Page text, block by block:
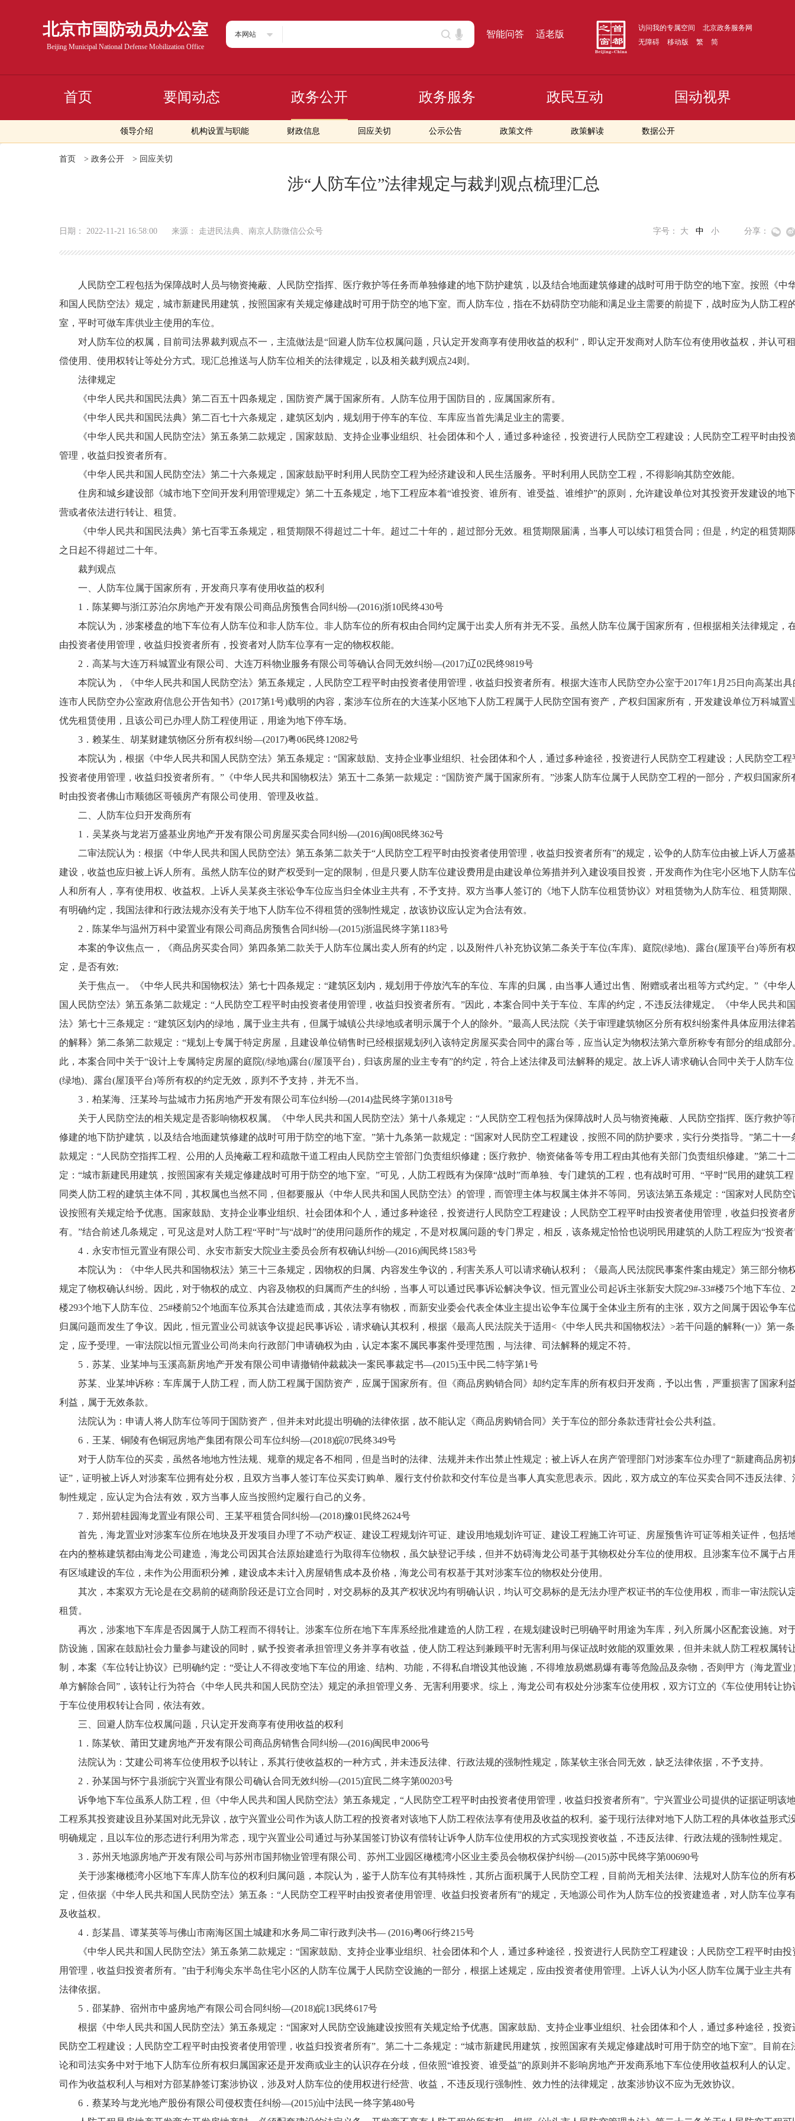
北京市国防动员办公室
Beijing Municipal National Defense Mobilization Office
本网站 智能问答 适老版
访问我的专属空间
北京政务服务网
无障碍
移动版 繁 简
首页 要闻动态 政务公开
领导介绍 机构设置与职能 财政信息 回应关切 公示公告 政策文件 政策解读 数据公开
政务服务 政民互动 国动视界
首页 > 政务公开 > 回应关切
涉“人防车位”法律规定与裁判观点梳理汇总
日期： 2022-11-21 16:58:00 来源： 走进民法典、南京人防微信公众号 字号： 大 中 小 分享：
人民防空工程包括为保障战时人员与物资掩蔽、人民防空指挥、医疗救护等任务而单独修建的地下防护建筑，以及结合地面建筑修建的战时可用于防空的地下室。按照《中
和国人民防空法》规定，城市新建民用建筑，按照国家有关规定修建战时可用于防空的地下室。而人防车位，指在不妨碍防空功能和满足业主需要的前提下，战时应为人防工程
室，平时可做车库供业主使用的车位。
对人防车位的权属，目前司法界裁判观点不一，主流做法是“回避人防车位权属问题，只认定开发商享有使用收益的权利”，即认定开发商对人防车位有使用收益权，并认可
偿使用、使用权转让等处分方式。现汇总推送与人防车位相关的法律规定，以及相关裁判观点24则。
法律规定
《中华人民共和国民法典》第二百五十四条规定，国防资产属于国家所有。人防车位用于国防目的，应属国家所有。
《中华人民共和国民法典》第二百七十六条规定，建筑区划内，规划用于停车的车位、车库应当首先满足业主的需要。
《中华人民共和国人民防空法》第五条第二款规定，国家鼓励、支持企业事业组织、社会团体和个人，通过多种途径，投资进行人民防空工程建设；人民防空工程平时由投
管理，收益归投资者所有。
《中华人民共和国人民防空法》第二十六条规定，国家鼓励平时利用人民防空工程为经济建设和人民生活服务。平时利用人民防空工程，不得影响其防空效能。
住房和城乡建设部《城市地下空间开发利用管理规定》第二十五条规定，地下工程应本着“谁投资、谁所有、谁受益、谁维护”的原则，允许建设单位对其投资开发建设的地
营或者依法进行转让、租赁。
《中华人民共和国民法典》第七百零五条规定，租赁期限不得超过二十年。超过二十年的，超过部分无效。租赁期限届满，当事人可以续订租赁合同；但是，约定的租赁期
之日起不得超过二十年。
裁判观点
一、人防车位属于国家所有，开发商只享有使用收益的权利
1．陈某卿与浙江苏泊尔房地产开发有限公司商品房预售合同纠纷—(2016)浙10民终430号
本院认为，涉案楼盘的地下车位有人防车位和非人防车位。非人防车位的所有权由合同约定属于出卖人所有并无不妥。虽然人防车位属于国家所有，但根据相关法律规定，
由投资者使用管理，收益归投资者所有，投资者对人防车位享有一定的物权权能。
2．高某与大连万科城置业有限公司、大连万科物业服务有限公司等确认合同无效纠纷—(2017)辽02民终9819号
本院认为，《中华人民共和国人民防空法》第五条规定，人民防空工程平时由投资者使用管理，收益归投资者所有。根据大连市人民防空办公室于2017年1月25日向高某出具
连市人民防空办公室政府信息公开告知书》(2017第1号)载明的内容，案涉车位所在的大连某小区地下人防工程属于人民防空国有资产，产权归国家所有，开发建设单位万科城置
优先租赁使用，且该公司已办理人防工程使用证，用途为地下停车场。
3．赖某生、胡某财建筑物区分所有权纠纷—(2017)粤06民终12082号
本院认为，根据《中华人民共和国人民防空法》第五条规定：“国家鼓励、支持企业事业组织、社会团体和个人，通过多种途径，投资进行人民防空工程建设；人民防空工程
投资者使用管理，收益归投资者所有。”《中华人民共和国物权法》第五十二条第一款规定：“国防资产属于国家所有。”涉案人防车位属于人民防空工程的一部分，产权归国家所
时由投资者佛山市顺德区哥顿房产有限公司使用、管理及收益。
二、人防车位归开发商所有
1．吴某炎与龙岩万盛基业房地产开发有限公司房屋买卖合同纠纷—(2016)闽08民终362号
二审法院认为：根据《中华人民共和国人民防空法》第五条第二款关于“人民防空工程平时由投资者使用管理，收益归投资者所有”的规定，讼争的人防车位由被上诉人万盛
建设，收益也应归被上诉人所有。虽然人防车位的财产权受到一定的限制，但是只要人防车位建设费用是由建设单位筹措并列入建设项目投资，开发商作为住宅小区地下人防车
人和所有人，享有使用权、收益权。上诉人吴某炎主张讼争车位应当归全体业主共有，不予支持。双方当事人签订的《地下人防车位租赁协议》对租赁物为人防车位、租赁期限
有明确约定，我国法律和行政法规亦没有关于地下人防车位不得租赁的强制性规定，故该协议应认定为合法有效。
2．陈某华与温州万科中梁置业有限公司商品房预售合同纠纷—(2015)浙温民终字第1183号
本案的争议焦点一，《商品房买卖合同》第四条第二款关于人防车位属出卖人所有的约定，以及附件八补充协议第二条关于车位(车库)、庭院(绿地)、露台(屋顶平台)等所有
定，是否有效;
关于焦点一。《中华人民共和国物权法》第七十四条规定：“建筑区划内，规划用于停放汽车的车位、车库的归属，由当事人通过出售、附赠或者出租等方式约定。”《中华
国人民防空法》第五条第二款规定：“人民防空工程平时由投资者使用管理，收益归投资者所有。”因此，本案合同中关于车位、车库的约定，不违反法律规定。《中华人民共和
法》第七十三条规定：“建筑区划内的绿地，属于业主共有，但属于城镇公共绿地或者明示属于个人的除外。”最高人民法院《关于审理建筑物区分所有权纠纷案件具体应用法律
的解释》第二条第二款规定：“规划上专属于特定房屋，且建设单位销售时已经根据规划列入该特定房屋买卖合同中的露台等，应当认定为物权法第六章所称专有部分的组成部分
此，本案合同中关于“设计上专属特定房屋的庭院(/绿地)露台(/屋顶平台)，归该房屋的业主专有”的约定，符合上述法律及司法解释的规定。故上诉人请求确认合同中关于人防车
(绿地)、露台(屋顶平台)等所有权的约定无效，原判不予支持，并无不当。
3．柏某海、汪某玲与盐城市力拓房地产开发有限公司车位纠纷—(2014)盐民终字第01318号
关于人民防空法的相关规定是否影响物权权属。《中华人民共和国人民防空法》第十八条规定：“人民防空工程包括为保障战时人员与物资掩蔽、人民防空指挥、医疗救护等
修建的地下防护建筑，以及结合地面建筑修建的战时可用于防空的地下室。”第十九条第一款规定：“国家对人民防空工程建设，按照不同的防护要求，实行分类指导。”第二十一
款规定：“人民防空指挥工程、公用的人员掩蔽工程和疏散干道工程由人民防空主管部门负责组织修建；医疗救护、物资储备等专用工程由其他有关部门负责组织修建。”第二十
定：“城市新建民用建筑，按照国家有关规定修建战时可用于防空的地下室。”可见，人防工程既有为保障“战时”而单独、专门建筑的工程，也有战时可用、“平时”民用的建筑工
同类人防工程的建筑主体不同，其权属也当然不同，但都要服从《中华人民共和国人民防空法》的管理，而管理主体与权属主体并不等同。另该法第五条规定：“国家对人民防空
设按照有关规定给予优惠。国家鼓励、支持企业事业组织、社会团体和个人，通过多种途径，投资进行人民防空工程建设；人民防空工程平时由投资者使用管理，收益归投资者
有。”结合前述几条规定，可见这是对人防工程“平时”与“战时”的使用问题所作的规定，不是对权属问题的专门界定，相反，该条规定恰恰也说明民用建筑的人防工程应为“投资
4．永安市恒元置业有限公司、永安市新安大院业主委员会所有权确认纠纷—(2016)闽民终1583号
本院认为：《中华人民共和国物权法》第三十三条规定，因物权的归属、内容发生争议的，利害关系人可以请求确认权利；《最高人民法院民事案件案由规定》第三部分物
规定了物权确认纠纷。因此，对于物权的成立、内容及物权的归属而产生的纠纷，当事人可以通过民事诉讼解决争议。恒元置业公司起诉主张新安大院29#-33#楼75个地下车位、
楼293个地下人防车位、25#楼前52个地面车位系其合法建造而成，其依法享有物权，而新安业委会代表全体业主提出讼争车位属于全体业主所有的主张，双方之间属于因讼争车
归属问题而发生了争议。因此，恒元置业公司就该争议提起民事诉讼，请求确认其权利，根据《最高人民法院关于适用<《中华人民共和国物权法》>若干问题的解释(一)》第一
定，应予受理。一审法院以恒元置业公司尚未向行政部门申请确权为由，认定本案不属民事案件受理范围，与法律、司法解释的规定不符。
5．苏某、业某坤与玉溪高新房地产开发有限公司申请撤销仲裁裁决一案民事裁定书—(2015)玉中民二特字第1号
苏某、业某坤诉称：车库属于人防工程，而人防工程属于国防资产，应属于国家所有。但《商品房购销合同》却约定车库的所有权归开发商，予以出售，严重损害了国家利
利益，属于无效条款。
法院认为：申请人将人防车位等同于国防资产，但并未对此提出明确的法律依据，故不能认定《商品房购销合同》关于车位的部分条款违背社会公共利益。
6．王某、铜陵有色铜冠房地产集团有限公司车位纠纷—(2018)皖07民终349号
对于人防车位的买卖，虽然各地地方性法规、规章的规定各不相同，但是当时的法律、法规并未作出禁止性规定；被上诉人在房产管理部门对涉案车位办理了“新建商品房初
证”，证明被上诉人对涉案车位拥有处分权，且双方当事人签订车位买卖订购单、履行支付价款和交付车位是当事人真实意思表示。因此，双方成立的车位买卖合同不违反法律、
制性规定，应认定为合法有效，双方当事人应当按照约定履行自己的义务。
7．郑州碧桂园海龙置业有限公司、王某平租赁合同纠纷—(2018)豫01民终2624号
首先，海龙置业对涉案车位所在地块及开发项目办理了不动产权证、建设工程规划许可证、建设用地规划许可证、建设工程施工许可证、房屋预售许可证等相关证件，包括
在内的整栋建筑都由海龙公司建造，海龙公司因其合法原始建造行为取得车位物权，虽欠缺登记手续，但并不妨碍海龙公司基于其物权处分车位的使用权。且涉案车位不属于占
有区域建设的车位，未作为公用面积分摊，建设成本未计入房屋销售成本及价格，海龙公司有权基于其对涉案车位的物权处分使用。
其次，本案双方无论是在交易前的磋商阶段还是订立合同时，对交易标的及其产权状况均有明确认识，均认可交易标的是无法办理产权证书的车位使用权，而非一审法院认
租赁。
再次，涉案地下车库是否因属于人防工程而不得转让。涉案车位所在地下车库系经批准建造的人防工程，在规划建设时已明确平时用途为车库，列入所属小区配套设施。对
防设施，国家在鼓励社会力量参与建设的同时，赋予投资者承担管理义务并享有收益，使人防工程达到兼顾平时无害利用与保证战时效能的双重效果，但并未就人防工程权属转
制，本案《车位转让协议》已明确约定：“受让人不得改变地下车位的用途、结构、功能，不得私自增设其他设施，不得堆放易燃易爆有毒等危险品及杂物，否则甲方（海龙置业
单方解除合同”，该转让行为符合《中华人民共和国人民防空法》规定的承担管理义务、无害利用要求。综上，海龙公司有权处分涉案车位使用权，双方订立的《车位使用转让协
于车位使用权转让合同，依法有效。
三、回避人防车位权属问题，只认定开发商享有使用收益的权利
1．陈某钦、莆田艾建房地产开发有限公司商品房销售合同纠纷—(2016)闽民申2006号
法院认为：艾建公司将车位使用权予以转让，系其行使收益权的一种方式，并未违反法律、行政法规的强制性规定，陈某钦主张合同无效，缺乏法律依据，不予支持。
2．孙某国与怀宁县浙皖宁兴置业有限公司确认合同无效纠纷—(2015)宜民二终字第00203号
诉争地下车位虽系人防工程，但《中华人民共和国人民防空法》第五条规定，“人民防空工程平时由投资者使用管理，收益归投资者所有”。宁兴置业公司提供的证据证明该
工程系其投资建设且孙某国对此无异议，故宁兴置业公司作为该人防工程的投资者对该地下人防工程依法享有使用及收益的权利。鉴于现行法律对地下人防工程的具体收益形式
明确规定，且以车位的形态进行利用为常态，现宁兴置业公司通过与孙某国签订协议有偿转让诉争人防车位使用权的方式实现投资收益，不违反法律、行政法规的强制性规定。
3．苏州天地源房地产开发有限公司与苏州市国邦物业管理有限公司、苏州工业园区橄榄湾小区业主委员会物权保护纠纷—(2015)苏中民终字第00690号
关于涉案橄榄湾小区地下车库人防车位的权利归属问题，本院认为，鉴于人防车位有其特殊性，其所占面积属于人民防空工程，目前尚无相关法律、法规对人防车位的所有
定，但依据《中华人民共和国人民防空法》第五条：“人民防空工程平时由投资者使用管理、收益归投资者所有”的规定，天地源公司作为人防车位的投资建造者，对人防车位享
及收益权。
4．彭某昌、谭某英等与佛山市南海区国土城建和水务局二审行政判决书— (2016)粤06行终215号
《中华人民共和国人民防空法》第五条第二款规定：“国家鼓励、支持企业事业组织、社会团体和个人，通过多种途径，投资进行人民防空工程建设；人民防空工程平时由投
用管理，收益归投资者所有。”由于利海尖东半岛住宅小区的人防车位属于人民防空设施的一部分，根据上述规定，应由投资者使用管理。上诉人认为小区人防车位属于业主共有
法律依据。
5．邵某静、宿州市中盛房地产有限公司合同纠纷—(2018)皖13民终617号
根据《中华人民共和国人民防空法》第五条规定：“国家对人民防空设施建设按照有关规定给予优惠。国家鼓励、支持企业事业组织、社会团体和个人，通过多种途径，投资
民防空工程建设；人民防空工程平时由投资者使用管理，收益归投资者所有”。第二十二条规定：“城市新建民用建筑，按照国家有关规定修建战时可用于防空的地下室”。目前在
论和司法实务中对于地下人防车位所有权归属国家还是开发商或业主的认识存在分歧，但依照“谁投资、谁受益”的原则并不影响房地产开发商系地下车位使用收益权利人的认定
司作为收益权利人与相对方邵某静签订案涉协议，涉及对人防车位的使用权进行经营、收益，不违反现行强制性、效力性的法律规定，故案涉协议不应为无效协议。
6．蔡某玲与龙光地产股份有限公司侵权责任纠纷—(2015)汕中法民一终字第480号